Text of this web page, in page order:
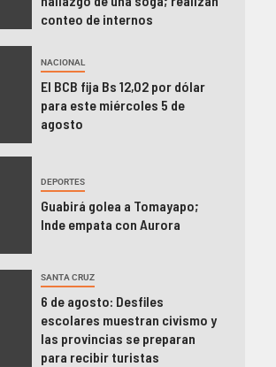
conteo de internos
NACIONAL
El BCB fija Bs 12,02 por dólar
para este miércoles 5 de
agosto
DEPORTES
Guabirá golea a Tomayapo;
Inde empata con Aurora
SANTA CRUZ
6 de agosto: Desfiles
escolares muestran civismo y
las provincias se preparan
para recibir turistas